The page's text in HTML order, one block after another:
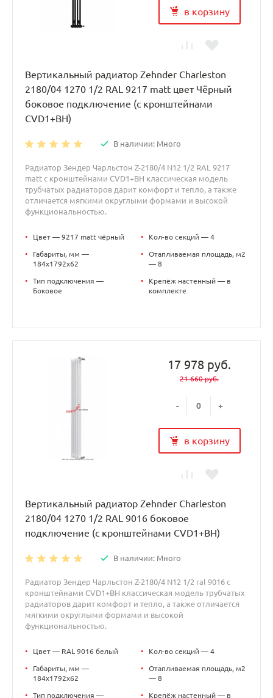
в корзину
Вертикальный радиатор Zehnder Charleston
2180/04 1270 1/2 RAL 9217 matt цвет Чёрный
боковое подключение (с кронштейнами
CVD1+BH)
В наличии: Много
Радиатор Зендер Чарльстон Z-2180/4 N12 1/2 RAL 9217
matt с кронштейнами CVD1+BH классическая модель
трубчатых радиаторов дарит комфорт и тепло, а также
отличается мягкими округлыми формами и высокой
функциональностью.
• Цвет — 9217 matt чёрный
•
Габариты, мм —
184x1792x62
•
Тип подключения —
Боковое
• Кол-во секций — 4
•
Отапливаемая площадь, м2
— 8
•
Крепёж настенный — в
комплекте
17 978 руб.
21 660 руб.
- +
в корзину
Вертикальный радиатор Zehnder Charleston
2180/04 1270 1/2 RAL 9016 боковое
подключение (с кронштейнами CVD1+BH)
В наличии: Много
Радиатор Зендер Чарльстон Z-2180/4 N12 1/2 ral 9016 с
кронштейнами CVD1+BH классическая модель трубчатых
радиаторов дарит комфорт и тепло, а также отличается
мягкими округлыми формами и высокой
функциональностью.
• Цвет — RAL 9016 белый
•
Габариты, мм —
184x1792x62
• Тип подключения —
• Кол-во секций — 4
•
Отапливаемая площадь, м2
— 8
• Крепёж настенный — в